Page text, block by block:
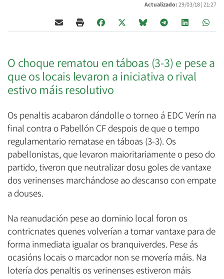
Actualizado: 29/03/18 | 21:27
O choque rematou en táboas (3-3) e pese a
que os locais levaron a iniciativa o rival
estivo máis resolutivo
Os penaltis acabaron dándolle o torneo á EDC Verín na
final contra o Pabellón CF despois de que o tempo
regulamentario rematase en táboas (3-3). Os
pabellonistas, que levaron maioritariamente o peso do
partido, tiveron que neutralizar dosu goles de vantaxe
dos verinenses marchándose ao descanso con empate
a douses.
Na reanudación pese ao dominio local foron os
contricnates quenes volverían a tomar vantaxe para de
forma inmediata igualar os branquiverdes. Pese ás
ocasións locais o marcador non se movería máis. Na
lotería dos penaltis os verinenses estiveron máis